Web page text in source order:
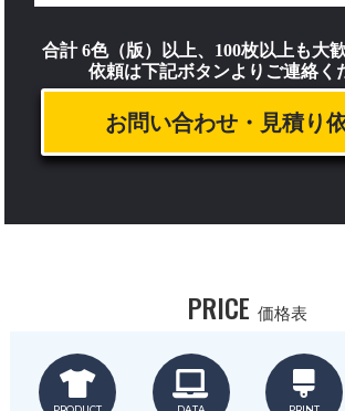
合計 6色（版）以上、100枚以上も大
依頼は下記ボタンよりご連絡く
お問い合わせ・見積り
PRICE 価格表